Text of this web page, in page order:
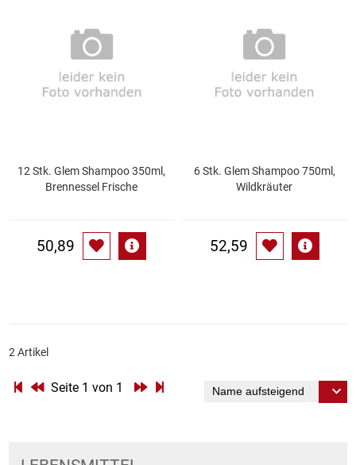
Speichermedien und Rohlinge
Spielzeug & Baby
Bunte Palette
Dekoration
Elektrogeräte
Essig
12 Stk. Glem Shampoo 350ml,
Brennessel Frische
50,89
6 Stk. Glem Shampoo 750ml,
Wildkräuter
52,59
2 Artikel
Seite 1 von 1